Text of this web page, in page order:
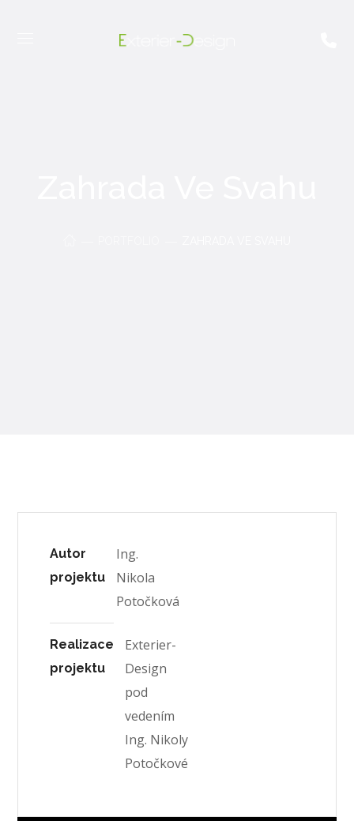
Autor
projektu
Ing.
Nikola
Potočková
Realizace
projektu
Exterier-
Design
pod
vedením
Ing. Nikoly
Potočkové